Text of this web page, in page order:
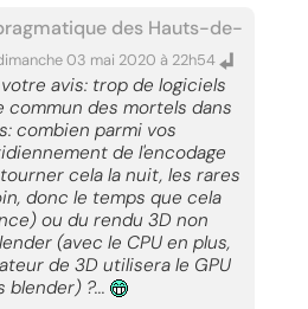
des Hauts-de-
03 mai 2020 à 22h54
avis: trop de logiciels
commun des mortels dans
combien parmi vos
de l'encodage
cela la nuit, les rares
donc le temps que cela
ou du rendu 3D non
(avec le CPU en plus,
de 3D utilisera le GPU
?...